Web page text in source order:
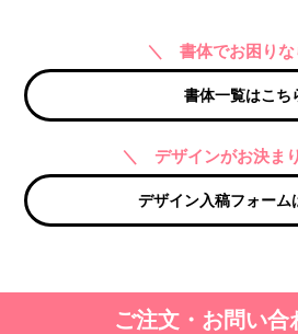
＼ 書体でお困り
書体一覧はこち
＼ デザインがお決ま
デザイン入稿フォーム
ご注文・お問い合